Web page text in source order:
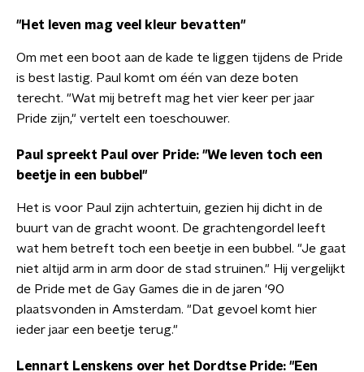
"Het leven mag veel kleur bevatten"
Om met een boot aan de kade te liggen tijdens de Pride
is best lastig. Paul komt om één van deze boten
terecht. "Wat mij betreft mag het vier keer per jaar
Pride zijn," vertelt een toeschouwer.
Paul spreekt Paul over Pride: "We leven toch een
beetje in een bubbel"
Het is voor Paul zijn achtertuin, gezien hij dicht in de
buurt van de gracht woont. De grachtengordel leeft
wat hem betreft toch een beetje in een bubbel. "Je gaat
niet altijd arm in arm door de stad struinen." Hij vergelijkt
de Pride met de Gay Games die in de jaren '90
plaatsvonden in Amsterdam. "Dat gevoel komt hier
ieder jaar een beetje terug."
Lennart Lenskens over het Dordtse Pride: "Een